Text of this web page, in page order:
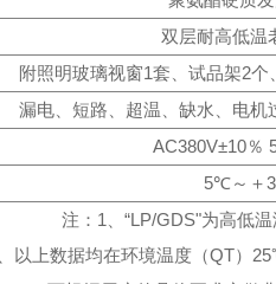
双层耐高低温
附照明玻璃视窗1套、试品架2
漏电、短路、超温、缺水、电
AC380V±10％
5℃～＋
注：1、“LP/GDS"为高低温
以上数据均在环境温度（QT）